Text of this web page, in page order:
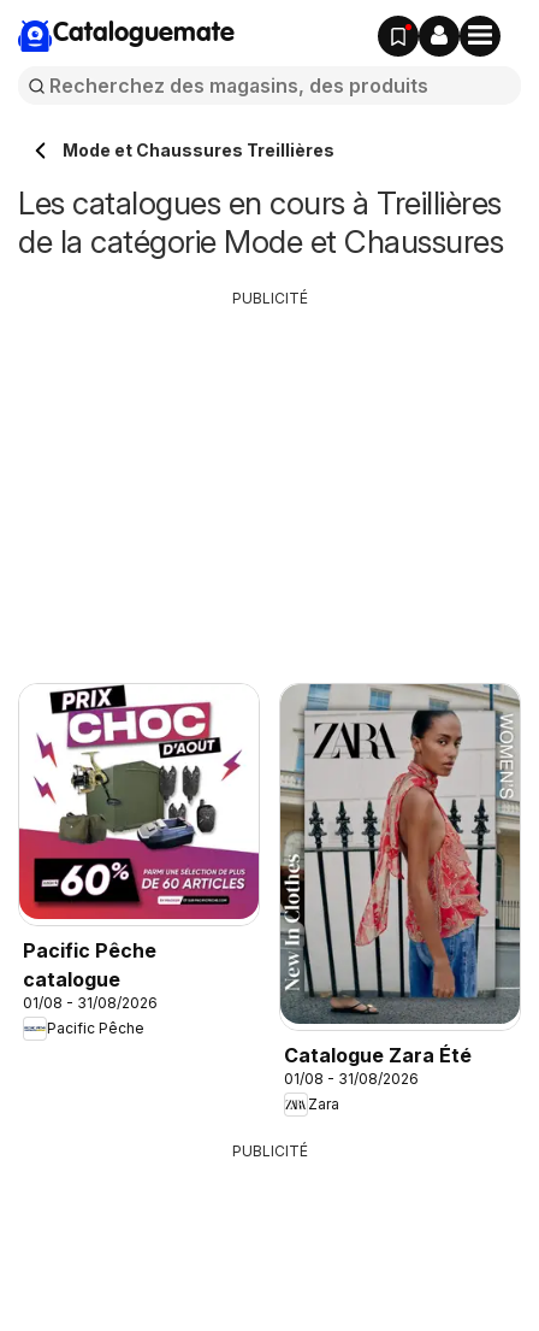
Cataloguemate
Mode et Chaussures Treillières
Les catalogues en cours à Treillières
de la catégorie Mode et Chaussures
Pacific Pêche
catalogue
01/08 - 31/08/2026
Pacific Pêche
Catalogue Zara Été
01/08 - 31/08/2026
Zara
PUBLICITÉ
PUBLICITÉ